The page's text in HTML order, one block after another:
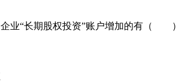
企业“长期股权投资”账户增加的有（ ）